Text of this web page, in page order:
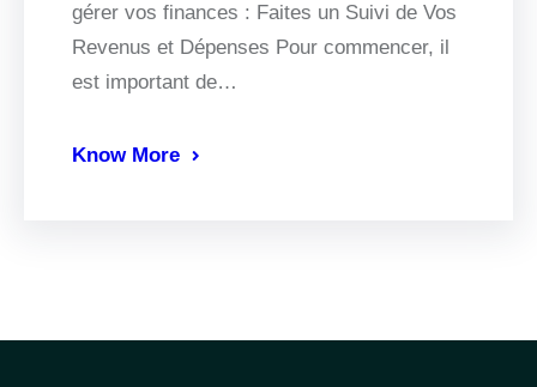
gérer vos finances : Faites un Suivi de Vos
Revenus et Dépenses Pour commencer, il
est important de…
Know More